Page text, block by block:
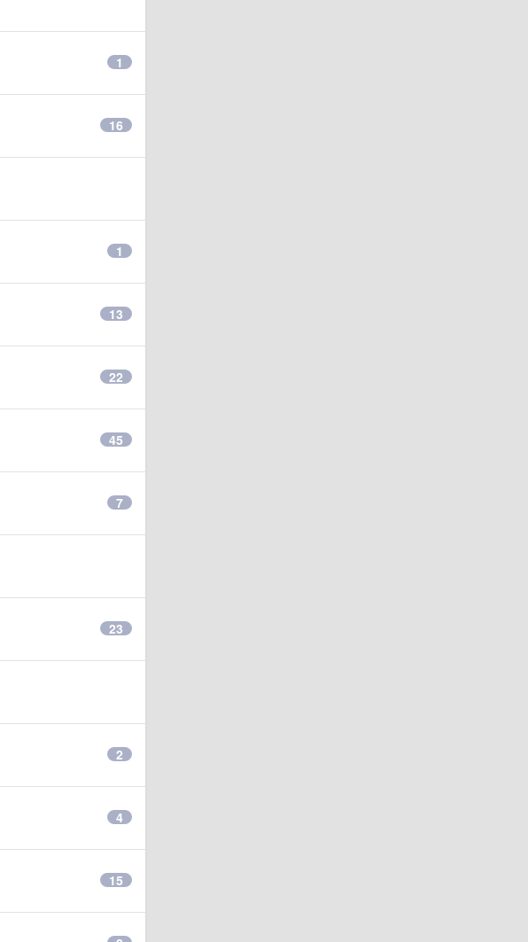
1
16
1
13
22
45
7
23
2
4
15